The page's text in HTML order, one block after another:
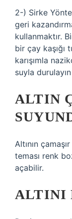
2-) Sirke
geri
kullanmaktır.
bir çay kaşığı
karışımla
suyla
ALTIN
Altının
teması renk
açabilir.
ALTINI